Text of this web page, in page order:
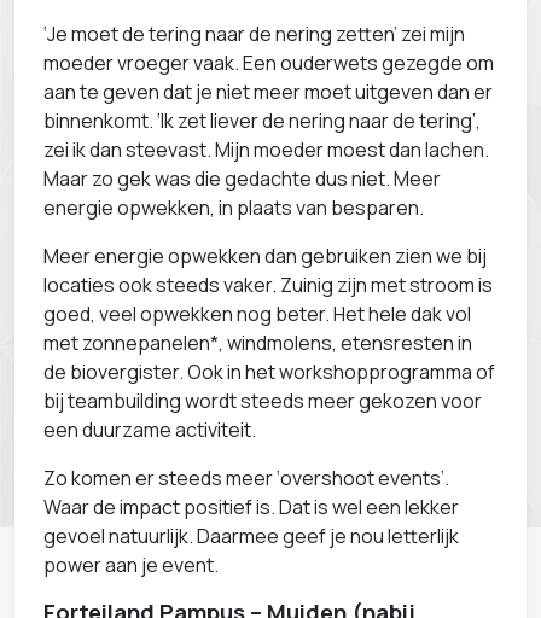
‘Je moet de tering naar de nering zetten’ zei mijn
moeder vroeger vaak. Een ouderwets gezegde om
aan te geven dat je niet meer moet uitgeven dan er
binnenkomt. ‘Ik zet liever de nering naar de tering’,
zei ik dan steevast. Mijn moeder moest dan lachen.
Maar zo gek was die gedachte dus niet. Meer
energie opwekken, in plaats van besparen.
Meer energie opwekken dan gebruiken zien we bij
locaties ook steeds vaker. Zuinig zijn met stroom is
goed, veel opwekken nog beter. Het hele dak vol
met zonnepanelen*, windmolens, etensresten in
de biovergister. Ook in het workshopprogramma of
bij teambuilding wordt steeds meer gekozen voor
een duurzame activiteit.
Zo komen er steeds meer ‘overshoot events’.
Waar de impact positief is. Dat is wel een lekker
gevoel natuurlijk. Daarmee geef je nou letterlijk
power aan je event.